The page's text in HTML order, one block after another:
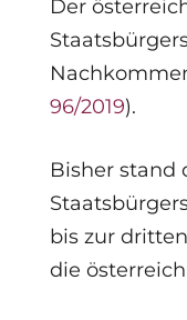
Der
96/2019).
Bisher stand
bis zur
die